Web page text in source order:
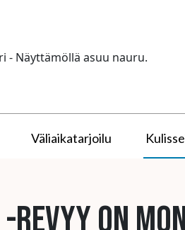
Väliaikatarjoilu
revyy on